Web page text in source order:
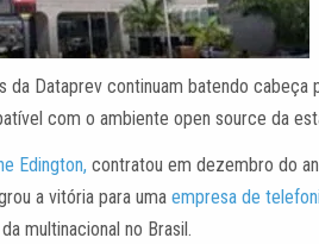
da Dataprev continuam batendo cabeça
com o ambiente open source da
Edington, contratou em dezembro do
a vitória para uma empresa de
multinacional no Brasil.